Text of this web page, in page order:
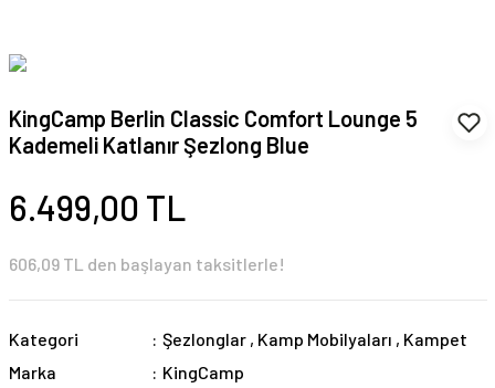
KingCamp Berlin Classic Comfort Lounge 5
Kademeli Katlanır Şezlong Blue
6.499,00 TL
606,09 TL den başlayan taksitlerle!
Kategori Şezlonglar , Kamp Mobilyaları , Kampet
Marka
KingCamp